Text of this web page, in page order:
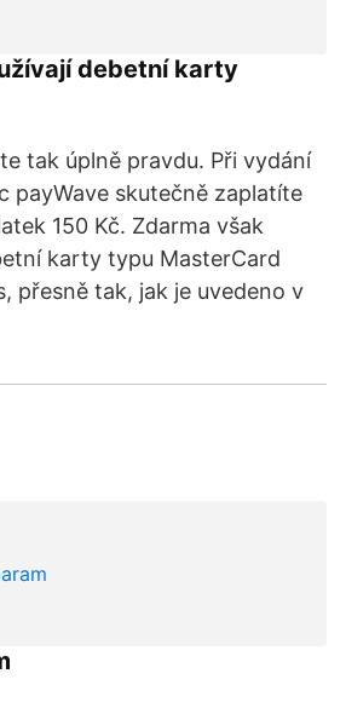
debetní karty
tak úplně pravdu. Při vydání
payWave skutečně zaplatíte
150 Kč. Zdarma však
karty typu MasterCard
přesně tak, jak je uvedeno v